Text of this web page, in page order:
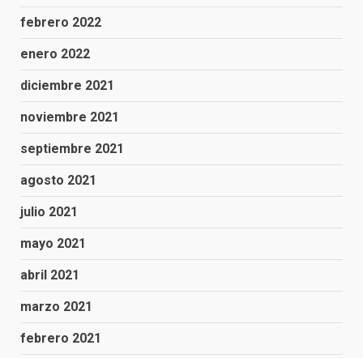
febrero 2022
enero 2022
diciembre 2021
noviembre 2021
septiembre 2021
agosto 2021
julio 2021
mayo 2021
abril 2021
marzo 2021
febrero 2021